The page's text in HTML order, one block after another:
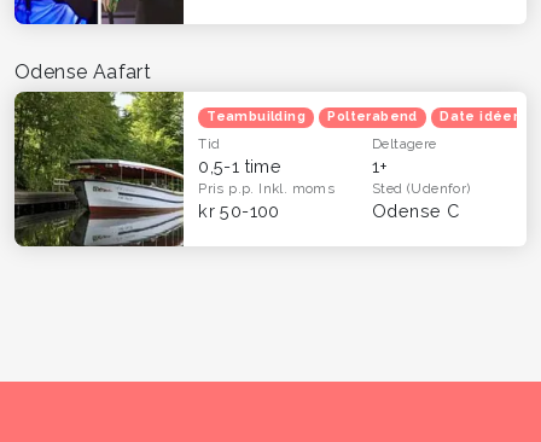
Odense Aafart
Teambuilding Polterabend Date idéer
Tid
0,5-1 time
Deltagere
1+
Pris p.p. Inkl. moms
kr 50-100
Sted(Udenfor)
Odense C